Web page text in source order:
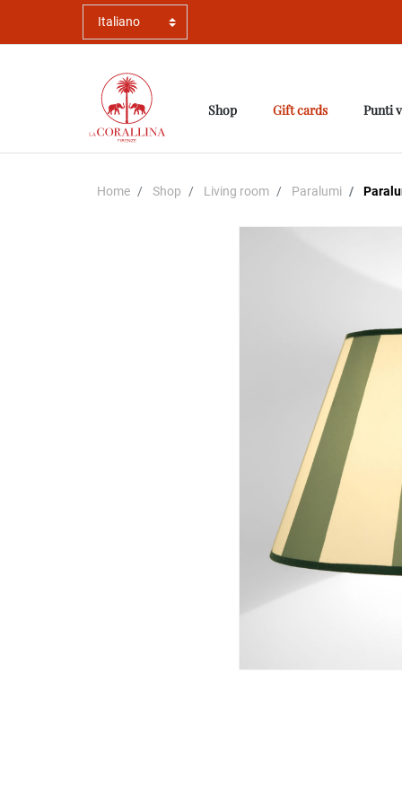
Shop Gift cards Punti
Home Shop Living room Paralumi